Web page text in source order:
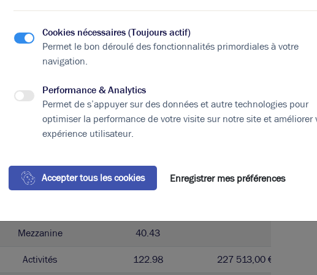
Activités 71.75
Activités 112.63 213 997,00 € / m²
Activités
Activités 122.98 227 513,00 € / m²
Mezzanine 40.43
Activités 122.98 227 513,00 € / m²
Cookies nécessaires (Toujours actif)
Permet le bon déroulé des fonctionnalités primordiales à votre
navigation.
Performance & Analytics
Permet de s’appuyer sur des données et autre technologies pour
optimiser la performance de votre visite sur notre site et améliorer
expérience utilisateur.
Accepter tous les cookies Enregistrer mes préférences